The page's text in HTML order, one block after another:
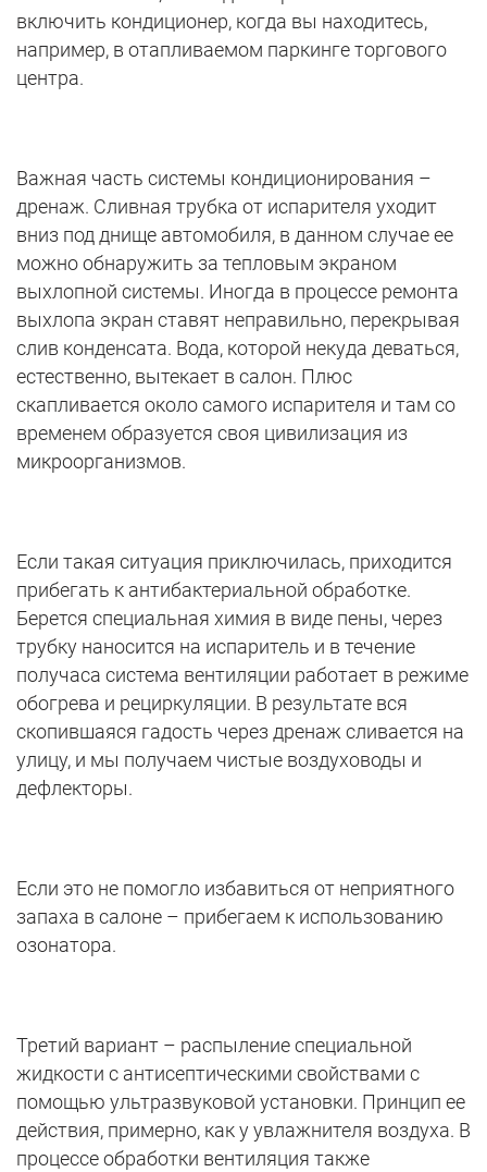
включить кондиционер, когда вы находитесь,
например, в отапливаемом паркинге торгового
центра.
Важная часть системы кондиционирования –
дренаж. Сливная трубка от испарителя уходит
вниз под днище автомобиля, в данном случае ее
можно обнаружить за тепловым экраном
выхлопной системы. Иногда в процессе ремонта
выхлопа экран ставят неправильно, перекрывая
слив конденсата. Вода, которой некуда деваться,
естественно, вытекает в салон. Плюс
скапливается около самого испарителя и там со
временем образуется своя цивилизация из
микроорганизмов.
Если такая ситуация приключилась, приходится
прибегать к антибактериальной обработке.
Берется специальная химия в виде пены, через
трубку наносится на испаритель и в течение
получаса система вентиляции работает в режиме
обогрева и рециркуляции. В результате вся
скопившаяся гадость через дренаж сливается на
улицу, и мы получаем чистые воздуховоды и
дефлекторы.
Если это не помогло избавиться от неприятного
запаха в салоне – прибегаем к использованию
озонатора.
Третий вариант – распыление специальной
жидкости с антисептическими свойствами с
помощью ультразвуковой установки. Принцип ее
действия, примерно, как у увлажнителя воздуха. В
процессе обработки вентиляция также